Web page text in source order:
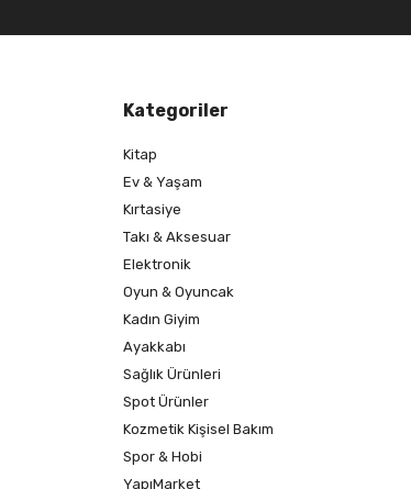
Kategoriler
Kitap
Ev & Yaşam
Kırtasiye
Takı & Aksesuar
Elektronik
Oyun & Oyuncak
Kadın Giyim
Ayakkabı
Sağlık Ürünleri
Spot Ürünler
Kozmetik Kişisel Bakım
Spor & Hobi
YapıMarket